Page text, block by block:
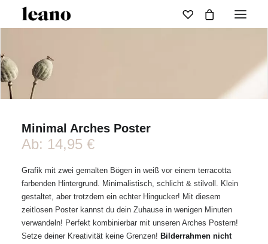
Minimal Arches Poster
Ab: 14,95 €
Grafik mit zwei gemalten Bögen in weiß vor einem terracotta
farbenden Hintergrund. Minimalistisch, schlicht & stilvoll. Klein
gestaltet, aber trotzdem ein echter Hingucker! Mit diesem
zeitlosen Poster kannst du dein Zuhause in wenigen Minuten
verwandeln! Perfekt kombinierbar mit unseren Arches Postern!
Setze deiner Kreativität keine Grenzen! Bilderrahmen nicht